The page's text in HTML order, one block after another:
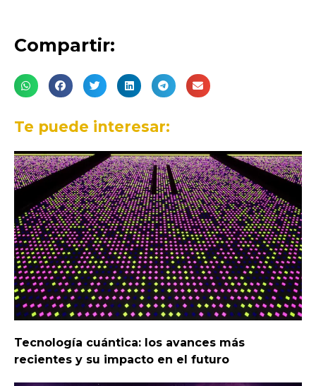
Compartir:
Te puede interesar:
Tecnología cuántica: los avances más
recientes y su impacto en el futuro